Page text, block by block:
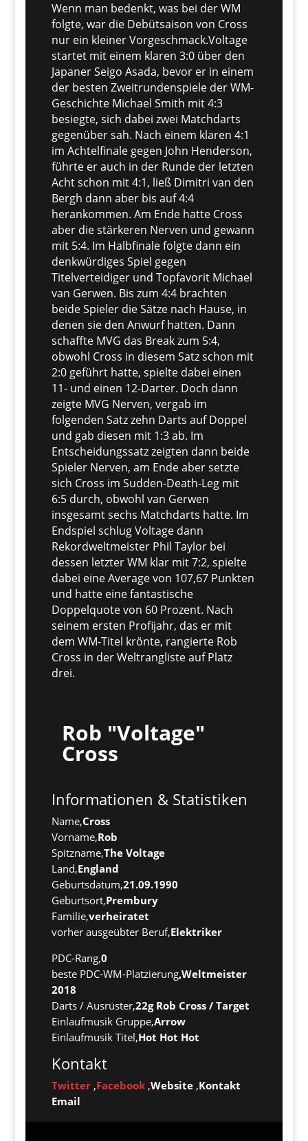
Wenn man bedenkt, was bei der WM
folgte, war die Debütsaison von Cross
nur ein kleiner Vorgeschmack.Voltage
startet mit einem klaren 3:0 über den
Japaner Seigo Asada, bevor er in einem
der besten Zweitrundenspiele der WM-
Geschichte Michael Smith mit 4:3
besiegte, sich dabei zwei Matchdarts
gegenüber sah. Nach einem klaren 4:1
im Achtelfinale gegen John Henderson,
führte er auch in der Runde der letzten
Acht schon mit 4:1, ließ Dimitri van den
Bergh dann aber bis auf 4:4
herankommen. Am Ende hatte Cross
aber die stärkeren Nerven und gewann
mit 5:4. Im Halbfinale folgte dann ein
denkwürdiges Spiel gegen
Titelverteidiger und Topfavorit Michael
van Gerwen. Bis zum 4:4 brachten
beide Spieler die Sätze nach Hause, in
denen sie den Anwurf hatten. Dann
schaffte MVG das Break zum 5:4,
obwohl Cross in diesem Satz schon mit
2:0 geführt hatte, spielte dabei einen
11- und einen 12-Darter. Doch dann
zeigte MVG Nerven, vergab im
folgenden Satz zehn Darts auf Doppel
und gab diesen mit 1:3 ab. Im
Entscheidungssatz zeigten dann beide
Spieler Nerven, am Ende aber setzte
sich Cross im Sudden-Death-Leg mit
6:5 durch, obwohl van Gerwen
insgesamt sechs Matchdarts hatte. Im
Endspiel schlug Voltage dann
Rekordweltmeister Phil Taylor bei
dessen letzter WM klar mit 7:2, spielte
dabei eine Average von 107,67 Punkten
und hatte eine fantastische
Doppelquote von 60 Prozent. Nach
seinem ersten Profijahr, das er mit
dem WM-Titel krönte, rangierte Rob
Cross in der Weltrangliste auf Platz
drei.
Rob "Voltage"
Cross
Informationen & Statistiken
Name,Cross
Vorname,Rob
Spitzname,The Voltage
Land,England
Geburtsdatum,21.09.1990
Geburtsort,Prembury
Familie,verheiratet
vorher ausgeübter Beruf,Elektriker
PDC-Rang,0
beste PDC-WM-Platzierung,Weltmeister
2018
Darts / Ausrüster,22g Rob Cross / Target
Einlaufmusik Gruppe,Arrow
Einlaufmusik Titel,Hot Hot Hot
Kontakt
Twitter,Facebook,Website,Kontakt
Email